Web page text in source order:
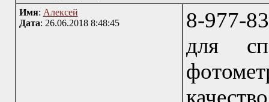
Имя: Алексей
Дата: 26.06.2018 8:48:45
8-977-
для